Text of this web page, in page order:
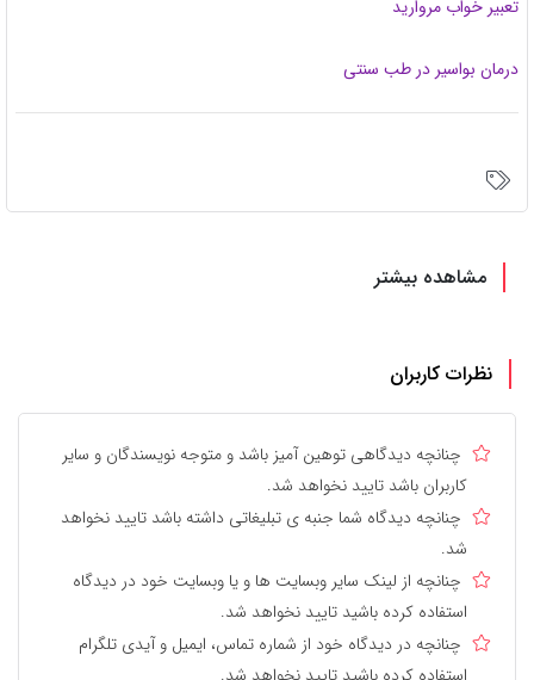
خواب مروارید
بواسیر در طب سنتی
مشاهده بیشتر
نظرات کاربران
چنانچه دیدگاهی توهین آمیز باشد و متوجه نویسندگان و سایر
کاربران باشد تایید نخواهد شد.
چنانچه دیدگاه شما جنبه ی تبلیغاتی داشته باشد تایید نخواهد
چنانچه از لینک سایر وبسایت ها و یا وبسایت خود در دیدگاه
استفاده کرده باشید تایید نخواهد شد.
چنانچه در دیدگاه خود از شماره تماس، ایمیل و آیدی تلگرام